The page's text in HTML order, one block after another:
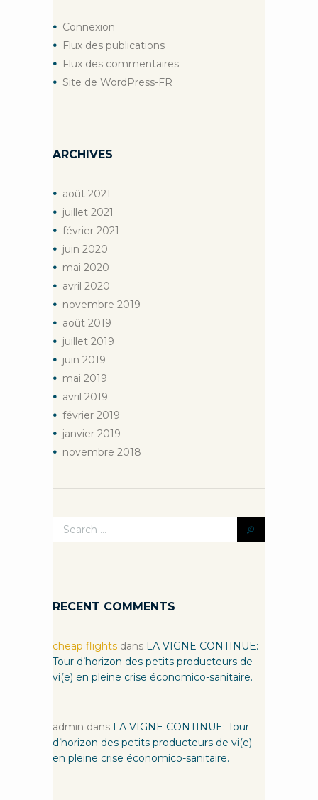
Connexion
Flux des publications
Flux des commentaires
Site de WordPress-FR
ARCHIVES
août 2021
juillet 2021
février 2021
juin 2020
mai 2020
avril 2020
novembre 2019
août 2019
juillet 2019
juin 2019
mai 2019
avril 2019
février 2019
janvier 2019
novembre 2018
RECENT COMMENTS
cheap flights dans LA VIGNE CONTINUE:
Tour d’horizon des petits producteurs de
vi(e) en pleine crise économico-sanitaire.
admin dans LA VIGNE CONTINUE: Tour
d’horizon des petits producteurs de vi(e)
en pleine crise économico-sanitaire.